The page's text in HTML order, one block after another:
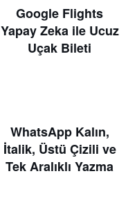
Google Flights
Yapay Zeka ile Ucuz
Uçak Bileti
WhatsApp Kalın,
İtalik, Üstü Çizili ve
Tek Aralıklı Yazma